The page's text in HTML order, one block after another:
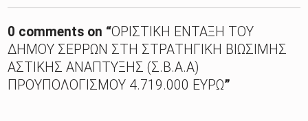
0 comments on “ΟΡΙΣΤΙΚΗ ΕΝΤΑΞΗ ΤΟΥ
ΔΗΜΟΥ ΣΕΡΡΩΝ ΣΤΗ ΣΤΡΑΤΗΓΙΚΗ ΒΙΩΣΙΜΗΣ
ΑΣΤΙΚΗΣ ΑΝΑΠΤΥΞΗΣ (Σ.Β.Α.Α)
ΠΡΟΥΠΟΛΟΓΙΣΜΟΥ 4.719.000 ΕΥΡΩ”